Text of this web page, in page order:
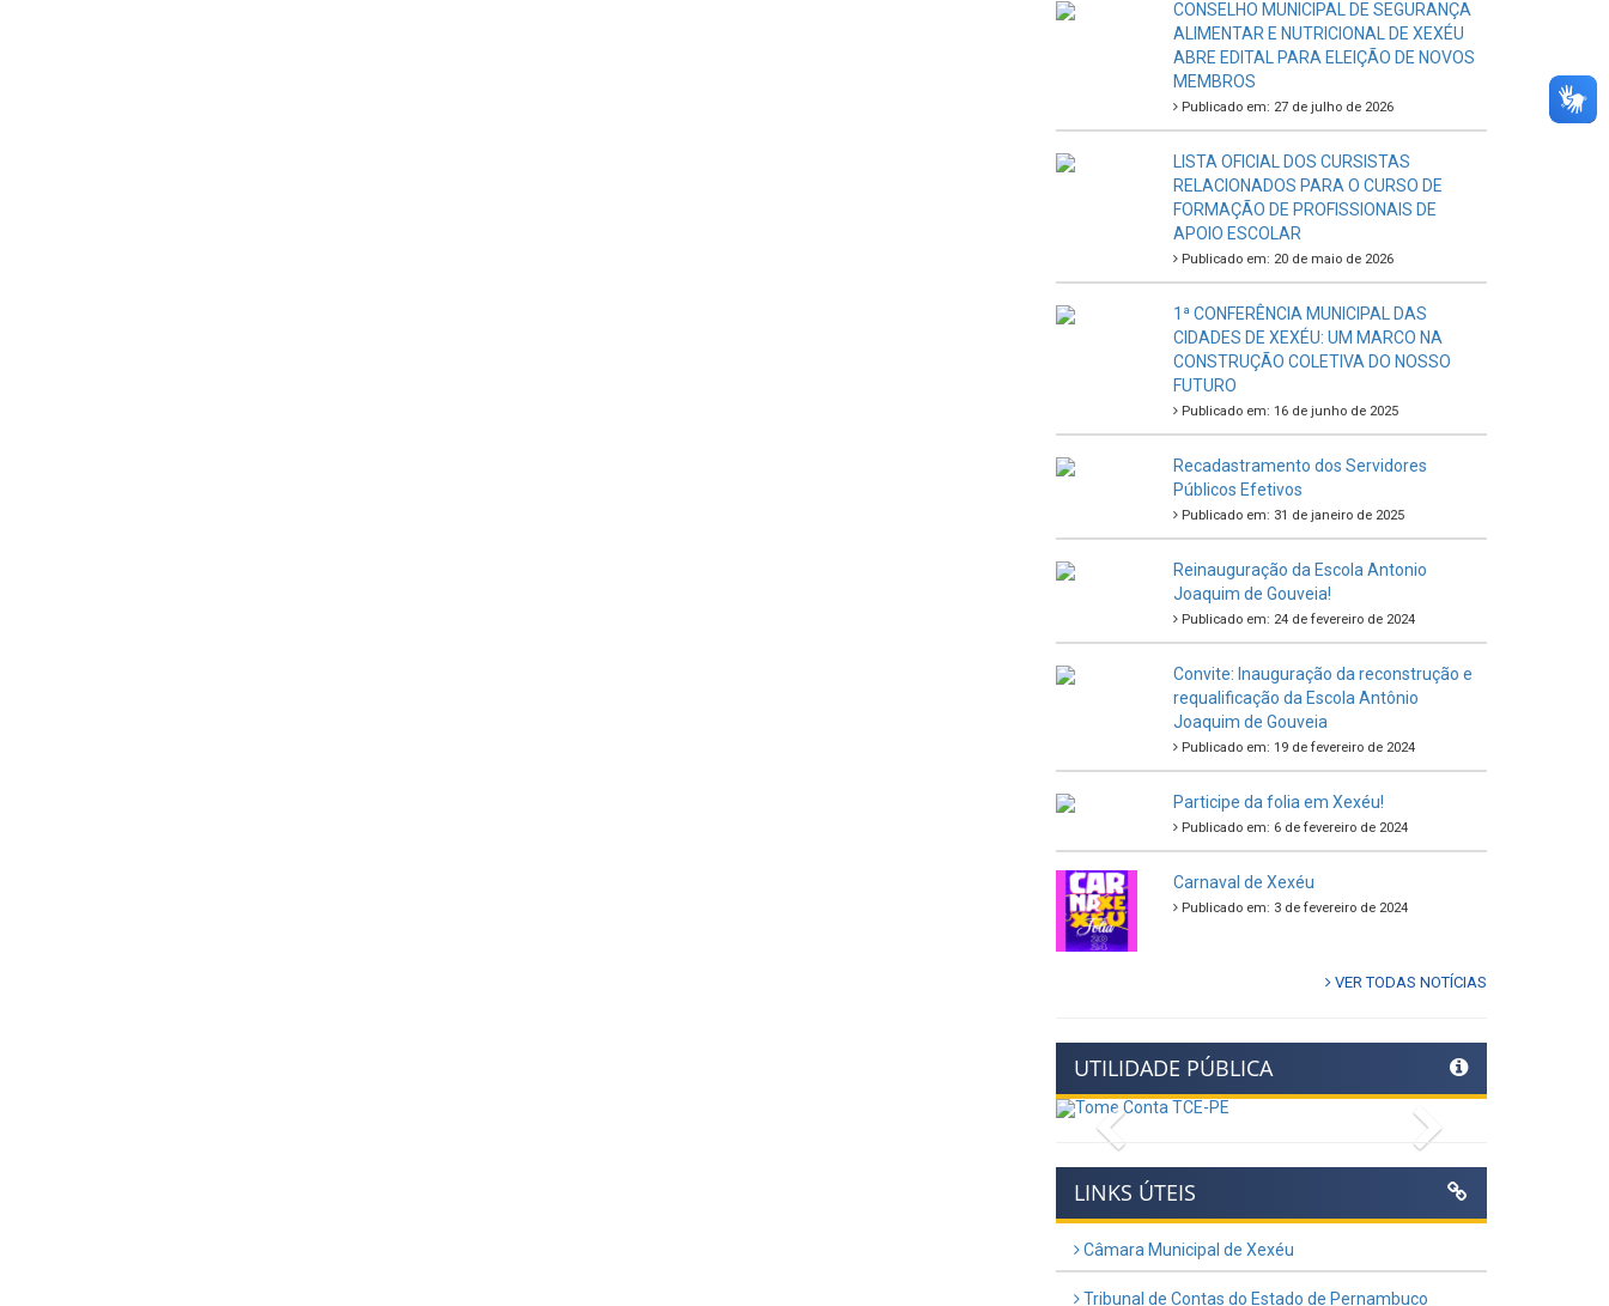
CONSELHO MUNICIPAL DE SEGURANÇA
ALIMENTAR E NUTRICIONAL DE XEXÉU
ABRE EDITAL PARA ELEIÇÃO DE NOVOS
MEMBROS
Publicado em: 27 de julho de 2026
LISTA OFICIAL DOS CURSISTAS
RELACIONADOS PARA O CURSO DE
FORMAÇÃO DE PROFISSIONAIS DE
APOIO ESCOLAR
Publicado em: 20 de maio de 2026
1ª CONFERÊNCIA MUNICIPAL DAS
CIDADES DE XEXÉU: UM MARCO NA
CONSTRUÇÃO COLETIVA DO NOSSO
FUTURO
Publicado em: 16 de junho de 2025
Recadastramento dos Servidores
Públicos Efetivos
Publicado em: 31 de janeiro de 2025
Reinauguração da Escola Antonio
Joaquim de Gouveia!
Publicado em: 24 de fevereiro de 2024
Convite: Inauguração da reconstrução e
requalificação da Escola Antônio
Joaquim de Gouveia
Publicado em: 19 de fevereiro de 2024
Participe da folia em Xexéu!
Publicado em: 6 de fevereiro de 2024
Carnaval de Xexéu
Publicado em: 3 de fevereiro de 2024
VER TODAS NOTÍCIAS
UTILIDADE PÚBLICA
Previous
LINKS ÚTEIS
Câmara Municipal de Xexéu
Tribunal de Contas do Estado de Pernambuco